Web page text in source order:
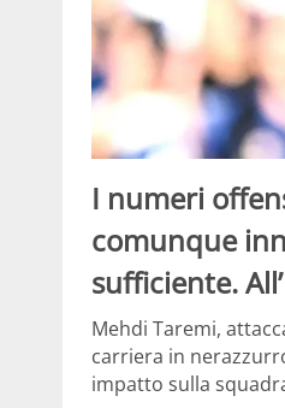
I numeri
comunque
sufficiente.
Mehdi Taremi,
carriera in
impatto sulla